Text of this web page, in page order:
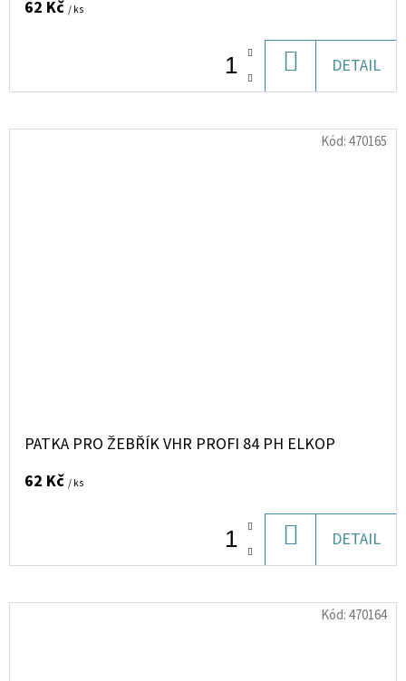
62 Kč / ks
KOŠÍKU
DETAIL
PATKA PRO ŽEBŘÍK VHR PROFI 84 PH ELKOP
62 Kč / ks
KOŠÍKU
DETAIL
Kód:470165
Kód:470164